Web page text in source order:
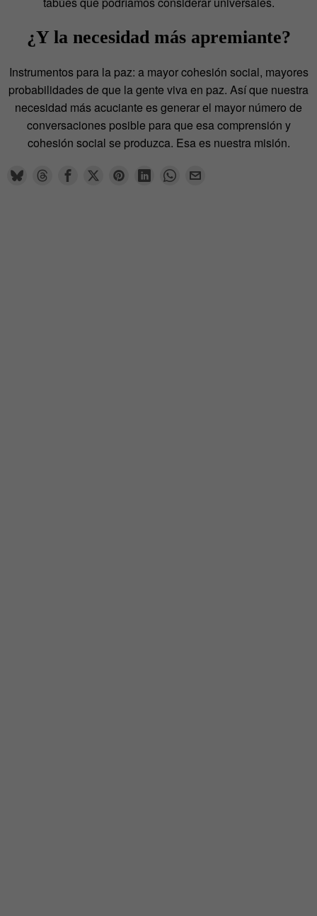
¿Y la necesidad más apremiante?
Instrumentos para la paz: a mayor cohesión social, mayores
probabilidades de que la gente viva en paz. Así que nuestra
necesidad más acuciante es generar el mayor número de
conversaciones posible para que esa comprensión y
cohesión social se produzca. Esa es nuestra misión.